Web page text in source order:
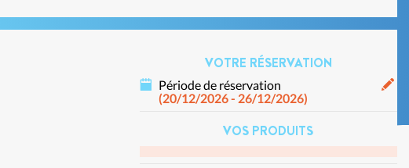
VOTRE RÉSERVATION
Période de réservation
(20/12/2026 - 26/12/2026)
VOS PRODUITS